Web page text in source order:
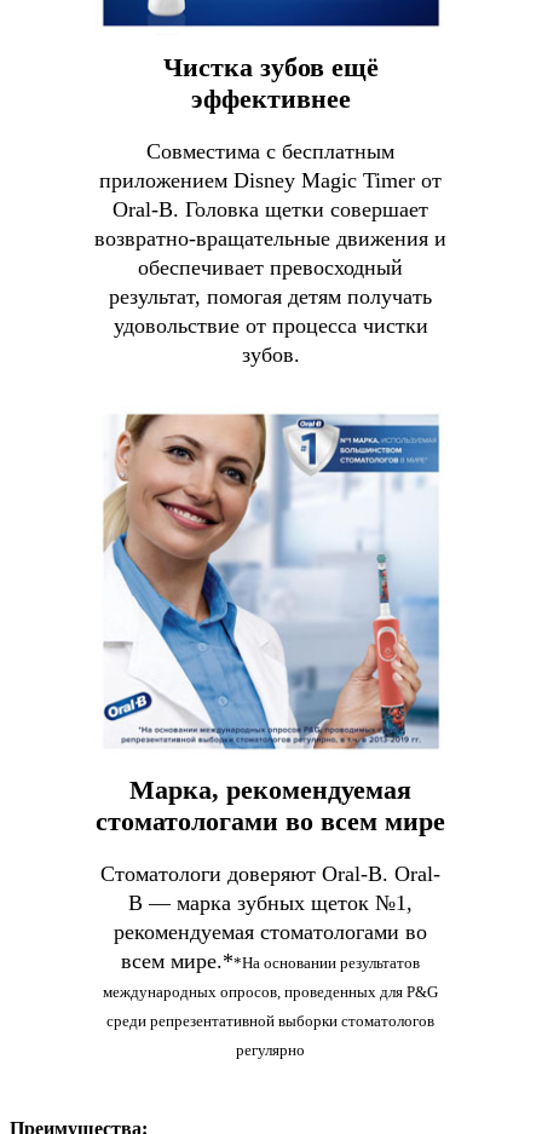
Чистка зубов ещё
эффективнее
Совместима с бесплатным
приложением Disney Magic Timer от
Oral-B. Головка щетки совершает
возвратно-вращательные движения и
обеспечивает превосходный
результат, помогая детям получать
удовольствие от процесса чистки
зубов.
Марка, рекомендуемая
стоматологами во всем мире
Стоматологи доверяют Oral-B. Oral-
B — марка зубных щеток №1,
рекомендуемая стоматологами во
всем мире.**На основании результатов
международных опросов, проведенных для P&G
среди репрезентативной выборки стоматологов
регулярно
Преимущества: